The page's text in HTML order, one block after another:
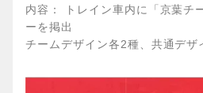
内容： トレイン車内に「京葉チ
ーを掲出
チームデザイン各2種、共通デザ